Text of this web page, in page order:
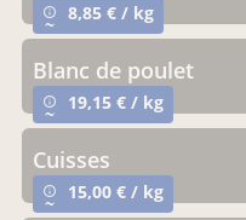
info_outline
~ 8,85 € / kg
blanc de poulet
info_outline
~ 19,15 € / kg
cuisses
info_outline
~ 15,00 € / kg